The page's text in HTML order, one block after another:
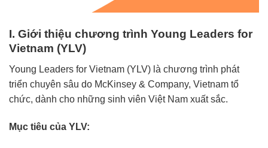
I. Giới thiệu chương trình Young Leaders for
Vietnam (YLV)
Young Leaders for Vietnam (YLV) là chương trình phát
triển chuyên sâu do McKinsey & Company, Vietnam tổ
chức, dành cho những sinh viên Việt Nam xuất sắc.
Mục tiêu của YLV: